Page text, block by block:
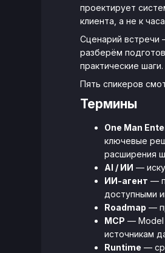
проектирует
клиента, а не к
Сценарий встречи
разберём
практические
Пять спикеров
Термины
One Man
ключевые
расширения
AI / ИИ —
ИИ-агент —
доступными
Roadmap —
MCP — Model
источникам
Runtime —